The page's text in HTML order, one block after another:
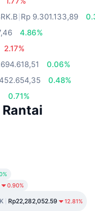
Rp 9.301.133,89
4.86%
2.17%
0.06%
0.48%
0.71%
0.90%
Rp22,282,052.59 12.81%